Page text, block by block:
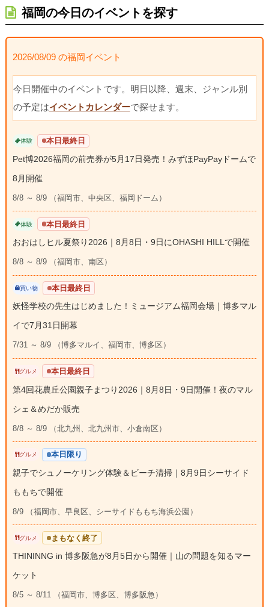
福岡の今日のイベントを探す
2026/08/09 の福岡イベント
今日開催中のイベントです。明日以降、週末、ジャンル別
の予定はイベントカレンダーで探せます。
体験 本日最終日
Pet博2026福岡の前売券が5月17日発売！みずほPayPayドームで
8月開催
8/8 ～ 8/9 （福岡市、中央区、福岡ドーム）
体験 本日最終日
おおはしヒル夏祭り2026｜8月8日・9日にOHASHI HILLで開催
8/8 ～ 8/9 （福岡市、南区）
買い物 本日最終日
妖怪学校の先生はじめました！ミュージアム福岡会場｜博多マル
イで7月31日開幕
7/31 ～ 8/9 （博多マルイ、福岡市、博多区）
グルメ 本日最終日
第4回花農丘公園親子まつり2026｜8月8日・9日開催！夜のマル
シェ＆めだか販売
8/8 ～ 8/9 （北九州、北九州市、小倉南区）
グルメ 本日限り
親子でシュノーケリング体験＆ビーチ清掃｜8月9日シーサイド
ももちで開催
8/9 （福岡市、早良区、シーサイドももち海浜公園）
グルメ まもなく終了
THININNG in 博多阪急が8月5日から開催｜山の問題を知るマー
ケット
8/5 ～ 8/11 （福岡市、博多区、博多阪急）